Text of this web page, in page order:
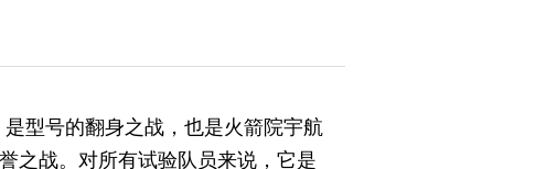
型号的翻身之战，也是火箭院宇航
之战。对所有试验队员来说，它是